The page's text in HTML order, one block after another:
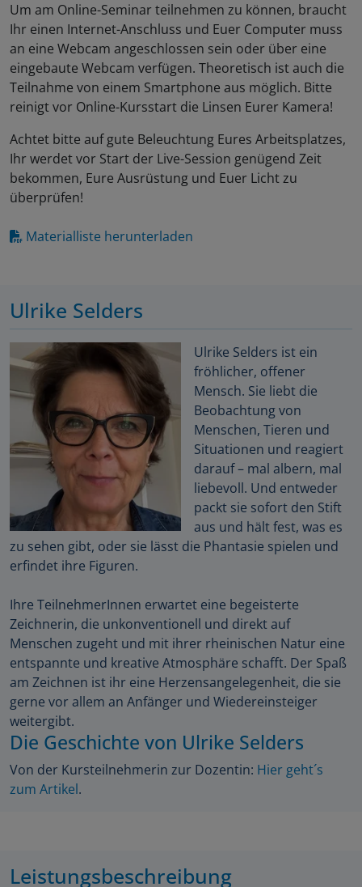
Um am Online-Seminar teilnehmen zu können, braucht
Ihr einen Internet-Anschluss und Euer Computer muss
an eine Webcam angeschlossen sein oder über eine
eingebaute Webcam verfügen. Theoretisch ist auch die
Teilnahme von einem Smartphone aus möglich. Bitte
reinigt vor Online-Kursstart die Linsen Eurer Kamera!
Achtet bitte auf gute Beleuchtung Eures Arbeitsplatzes,
Ihr werdet vor Start der Live-Session genügend Zeit
bekommen, Eure Ausrüstung und Euer Licht zu
überprüfen!
Materialliste herunterladen
Ulrike Selders
Ulrike Selders ist ein
fröhlicher, offener
Mensch. Sie liebt die
Beobachtung von
Menschen, Tieren und
Situationen und reagiert
darauf – mal albern, mal
liebevoll. Und entweder
packt sie sofort den Stift
aus und hält fest, was es
zu sehen gibt, oder sie lässt die Phantasie spielen und
erfindet ihre Figuren.
Ihre TeilnehmerInnen erwartet eine begeisterte
Zeichnerin, die unkonventionell und direkt auf
Menschen zugeht und mit ihrer rheinischen Natur eine
entspannte und kreative Atmosphäre schafft. Der Spaß
am Zeichnen ist ihr eine Herzensangelegenheit, die sie
gerne vor allem an Anfänger und Wiedereinsteiger
weitergibt.
Die Geschichte von Ulrike Selders
Von der Kursteilnehmerin zur Dozentin: Hier geht´s
zum Artikel.
Leistungsbeschreibung